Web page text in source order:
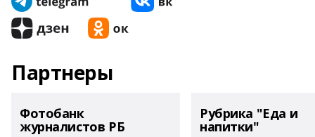
Партнеры
Фотобанк
журналистов РБ
Рубрика "Еда и
напитки"